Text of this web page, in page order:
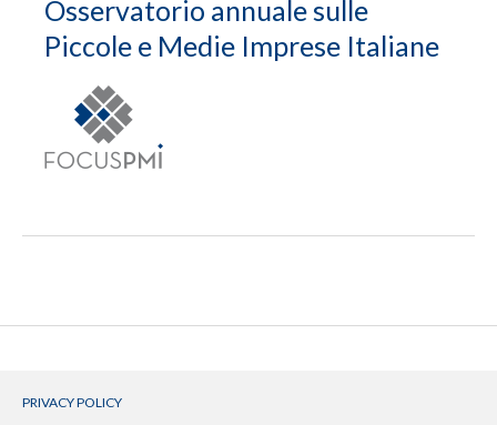
Osservatorio annuale sulle
Piccole e Medie Imprese Italiane
PRIVACY POLICY